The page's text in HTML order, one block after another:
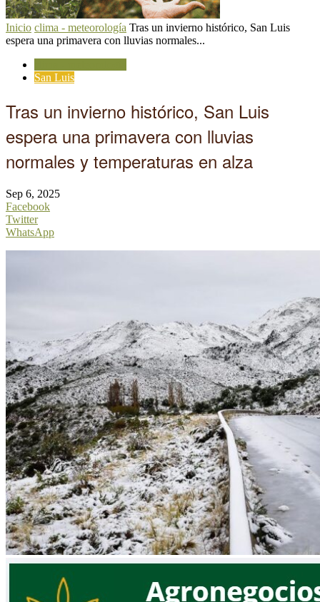
Inicio clima - meteorología Tras un invierno histórico, San Luis
espera una primavera con lluvias normales...
San Luis
Tras un invierno histórico, San Luis
espera una primavera con lluvias
normales y temperaturas en alza
Sep 6, 2025
Facebook
Twitter
WhatsApp